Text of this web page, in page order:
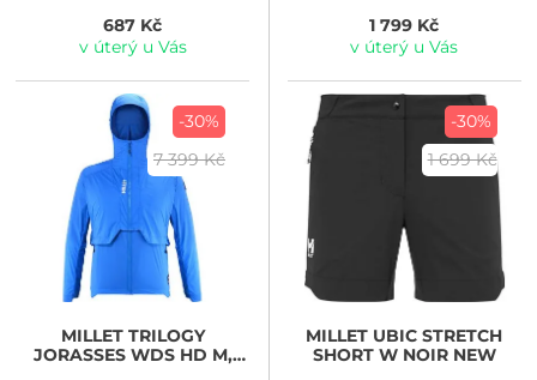
687 Kč
v úterý u Vás
1 799 Kč
v úterý u Vás
-30%
7 399 Kč
MILLETTRILOGY
JORASSES WDS HD M,
-30%
1 699 Kč
MILLET UBIC STRETCH
SHORT W NOIR NEW